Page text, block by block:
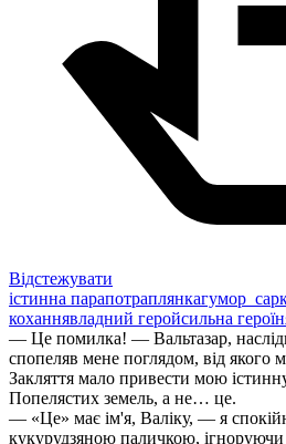
Відстежувати
істинна парапотраплянка
коханнявладний геройсильна
​— Це помилка! — Вальтазар,
спопеляв мене поглядом, від
Закляття мало привести мою
Попелястих земель, а не… це.
— «Це» має ім'я, Валіку, — я
кукурудзяною паличкою,